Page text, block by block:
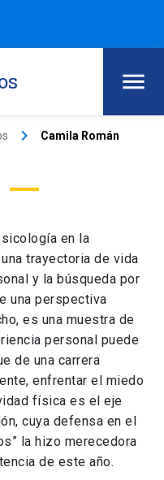
keyboard_arrow_right Camila Román
en la
trayectoria de vida
y la búsqueda por
una perspectiva
es una muestra de
personal puede
de una carrera
enfrentar el miedo
física es el eje
cuya defensa en el
la hizo merecedora
de este año.